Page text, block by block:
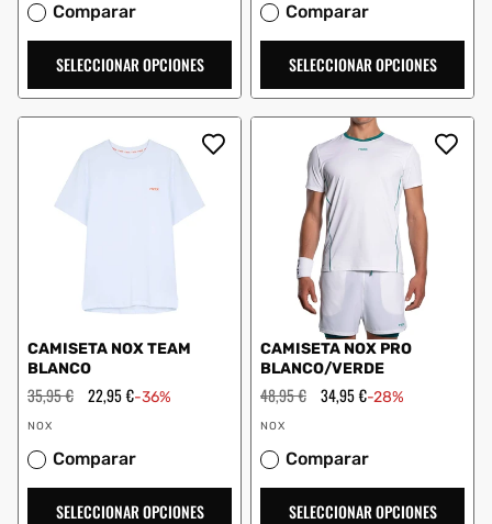
Comparar
SELECCIONAR OPCIONES
Comparar
SELECCIONAR OPCIONES
CAMISETA NOX TEAM
BLANCO
Precio
habitual
35,95 € Precio
22,95 €-36%
Proveedor:
NOX
Comparar
SELECCIONAR OPCIONES
CAMISETA NOX PRO
BLANCO/VERDE
Precio
habitual
48,95 € Precio
34,95 €-28%
Proveedor:
NOX
Comparar
SELECCIONAR OPCIONES